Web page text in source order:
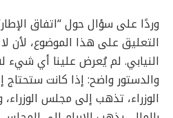
وردًا على سؤال حول “اتفاق
التعليق على هذا الموضوع،
النيابي. لم يُعرض علينا أي شيء
والدستور واضح: إذا كانت
الوزراء، تذهب إلى مجلس